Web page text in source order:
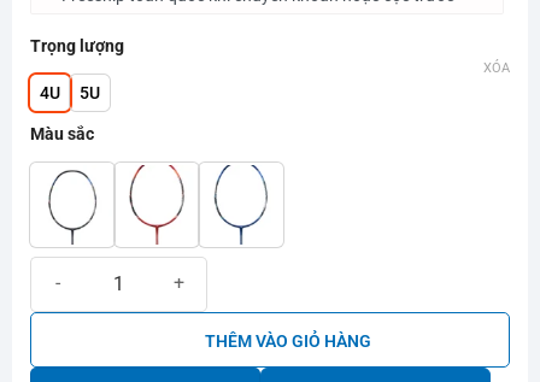
Trọng lượng
4U 5U
Màu sắc
XÓA
THÊM VÀO GIỎ HÀNG